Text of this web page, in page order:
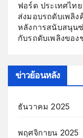
ฟอร์ด ประเทศไท
ส่งมอบรถดับเพลิ
หลังการสนับสนุน
กับรถดับเพลิงขอ
ข่าวย้อนหลัง
ธันวาคม 2025
พฤศจิกายน 2025